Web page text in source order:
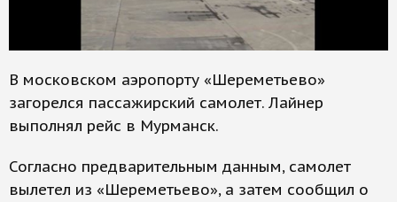
В московском аэропорту «Шереметьево»
загорелся пассажирский самолет. Лайнер
выполнял рейс в Мурманск.
Согласно предварительным данным, самолет
вылетел из «Шереметьево», а затем сообщил о